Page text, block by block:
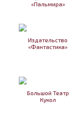
«Пальмира»
Издательство
«Фантастика»
Большой Театр
Кукол